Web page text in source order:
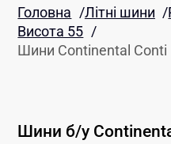
Головна /Літні шини /
Висота 55 /
Шини Continental
Шини б/у